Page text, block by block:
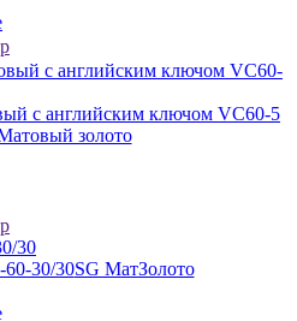
с английским ключом VC60-5
золото
30/30SG МатЗолото